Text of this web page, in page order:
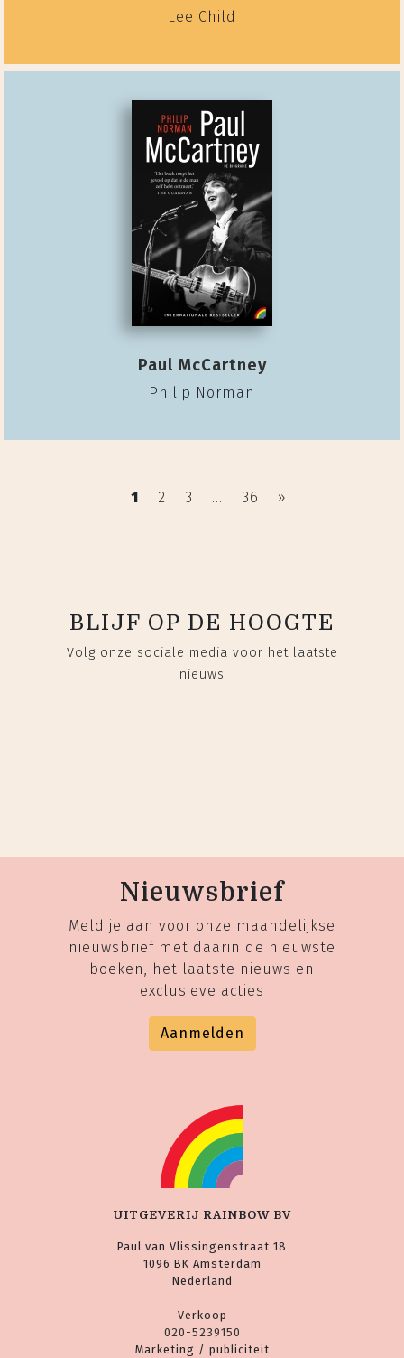
Lee Child
Paul McCartney
Philip Norman
1 2 3 ... 36 »
BLIJF OP DE HOOGTE
Volg onze sociale media voor het laatste
nieuws
Nieuwsbrief
Meld je aan voor onze maandelijkse
nieuwsbrief met daarin de nieuwste
boeken, het laatste nieuws en
exclusieve acties
Aanmelden
UITGEVERIJ RAINBOW BV
Paul van Vlissingenstraat 18
1096 BK Amsterdam
Nederland
Verkoop
020-5239150
Marketing / publiciteit